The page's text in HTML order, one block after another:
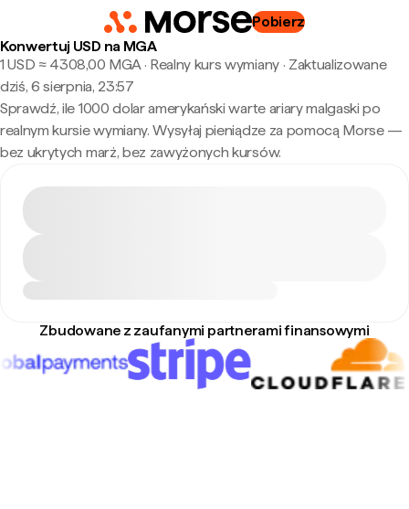
Pobierz
Konwertuj USD na MGA
1 USD ≈ 4308,00 MGA · Realny kurs wymiany· Zaktualizowane
dziś, 6 sierpnia, 23:57
Sprawdź, ile 1000 dolar amerykański warte ariary malgaski po
realnym kursie wymiany. Wysyłaj pieniądze za pomocą Morse —
bez ukrytych marż, bez zawyżonych kursów.
Zbudowane z zaufanymi partnerami finansowymi